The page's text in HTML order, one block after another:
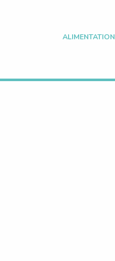
ALIMENTATION